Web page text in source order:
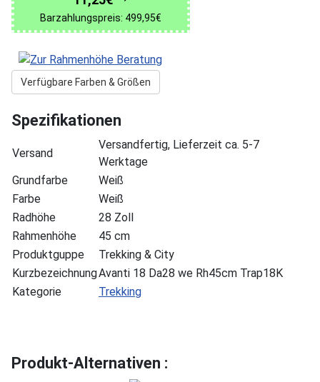
Barzahlungspreis: 499,95€
Verfügbare Farben & Größen
Spezifikationen
Versand
Versandfertig, Lieferzeit ca. 5-7
Werktage
Grundfarbe
Weiß
Farbe
Weiß
Radhöhe
28 Zoll
Rahmenhöhe
45 cm
Produktguppe
Trekking & City
KurzbezeichnungAvanti 18 Da28 we Rh45cm Trap18K
Kategorie
Trekking
Produkt-Alternativen :